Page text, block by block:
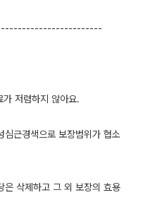
저렴하지 않아요.
근경색으로 보장범위가 협소
은 삭제하고 그 외 보장의 효용